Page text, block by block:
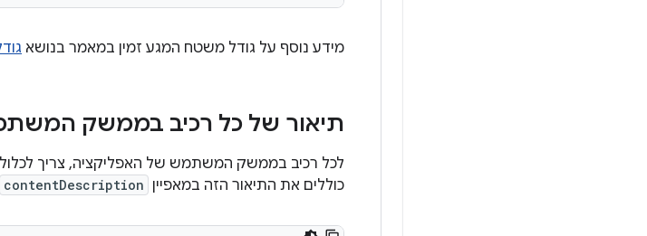
מידע נוסף על גודל משטח המגע זמין במאמר בנושא
תיאור של כל רכיב בממשק
לכל רכיב בממשק המשתמש של האפליקציה, צריך
כוללים את התיאור הזה במאפיין contentDescription